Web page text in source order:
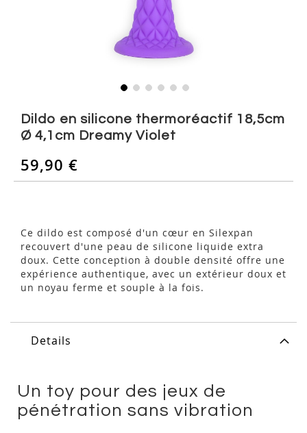
the
beginning
the
images
Dildo en silicone thermoréactif 18,5cm
Ø 4,1cm Dreamy Violet
59,90 €
Ce dildo est composé d'un cœur en Silexpan
recouvert d'une peau de silicone liquide extra
doux. Cette conception à double densité offre une
expérience authentique, avec un extérieur doux et
un noyau ferme et souple à la fois.
Details
Un toy pour des jeux de
pénétration sans vibration